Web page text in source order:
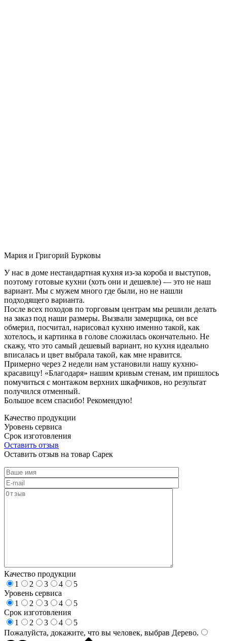
Мария и Григорий Бурковы
У нас в доме нестандартная кухня из-за короба и выступов,
поэтому готовые кухни (хоть они и дешевле) — это не наш
вариант. Мы с мужем много где были, но не нашли
подходящего варианта.
После всех походов по торговым центрам мы решили делать
на заказ под наши размеры. Вызвали замерщика, он все
обмерил, посчитал, нарисовал кухню именно такой, как
хотелось, и картинка в голове сложилась окончательно. Не
скажу, что это самый дешевый вариант, но кухня идеально
вписалась и цвет выбрала такой, как мне нравится.
Примерно через 2 недели нам установили нашу кухню-
красавицу! «Благодаря» нашим кривым стенам, им пришлось
помучиться с монтажом верхних шкафчиков, но результат
получился отменный.
Большое всем спасибо! Рекомендую!
Качество продукции
Уровень сервиса
Срок изготовления
Оставить отзыв
Оставить отзыв на товар Сарек
Качество продукции
1
2 3 4
5
Уровень сервиса
1
2 3 4
5
Срок изготовления
1
2 3 4
5
Пожалуйста, докажите, что вы человек, выбрав Дерево.